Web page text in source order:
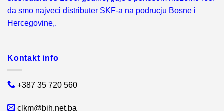
da smo najveci distributer SKF-a na podrucju Bosne i
Hercegovine,.
Kontakt info
+387 35 720 560
clkm@bih.net.ba